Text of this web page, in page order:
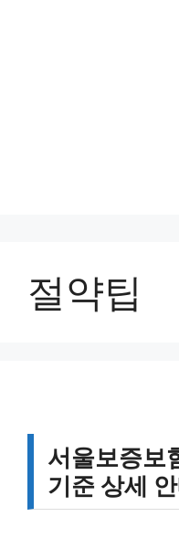
절약팁
서울보증보
기준 상세